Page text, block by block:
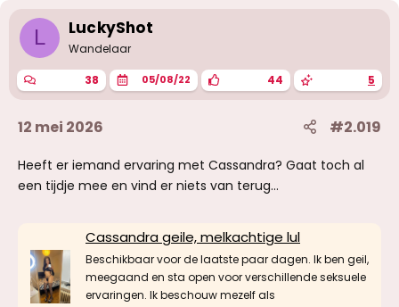
L LuckyShot
Wandelaar
38 05/08/22 44 5
12 mei 2026 #2.019
Heeft er iemand ervaring met Cassandra? Gaat toch al
een tijdje mee en vind er niets van terug…
Cassandra geile, melkachtige lul
Beschikbaar voor de laatste paar dagen. Ik ben geil,
meegaand en sta open voor verschillende seksuele
ervaringen. Ik beschouw mezelf als